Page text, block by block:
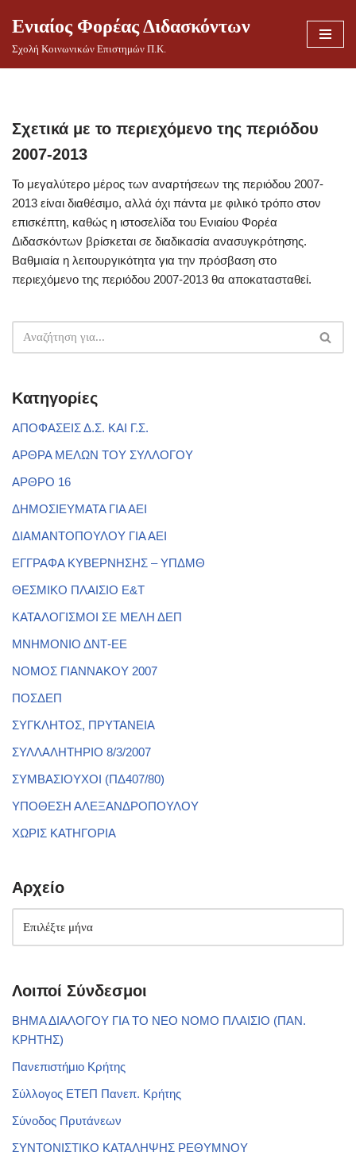
Μεταπηδήστε
Ενιαίος Φορέας Διδασκόντων
Σχολή Κοινωνικών Επιστημών Π.Κ.
Σχετικά με το περιεχόμενο της περιόδου
2007-2013
Το μεγαλύτερο μέρος των αναρτήσεων της περιόδου 2007-
2013 είναι διαθέσιμο, αλλά όχι πάντα με φιλικό τρόπο στον
επισκέπτη, καθώς η ιστοσελίδα του Ενιαίου Φορέα
Διδασκόντων βρίσκεται σε διαδικασία ανασυγκρότησης.
Βαθμιαία η λειτουργικότητα για την πρόσβαση στο
περιεχόμενο της περιόδου 2007-2013 θα αποκατασταθεί.
Kατηγορίες
ΑΠΟΦΑΣΕΙΣ Δ.Σ. ΚΑΙ Γ.Σ.
ΑΡΘΡΑ ΜΕΛΩΝ ΤΟΥ ΣΥΛΛΟΓΟΥ
ΑΡΘΡΟ 16
ΔΗΜΟΣΙΕΥΜΑΤΑ ΓΙΑ ΑΕΙ
ΔΙΑΜΑΝΤΟΠΟΥΛΟΥ ΓΙΑ ΑΕΙ
ΕΓΓΡΑΦΑ ΚΥΒΕΡΝΗΣΗΣ – ΥΠΔΜΘ
ΘΕΣΜΙΚΟ ΠΛΑΙΣΙΟ Ε&Τ
ΚΑΤΑΛΟΓΙΣΜΟΙ ΣΕ ΜΕΛΗ ΔΕΠ
ΜΝΗΜΟΝΙΟ ΔΝΤ-ΕΕ
ΝΟΜΟΣ ΓΙΑΝΝΑΚΟΥ 2007
ΠΟΣΔΕΠ
ΣΥΓΚΛΗΤΟΣ, ΠΡΥΤΑΝΕΙΑ
ΣΥΛΛΑΛΗΤΗΡΙΟ 8/3/2007
ΣΥΜΒΑΣΙΟΥΧΟΙ (ΠΔ407/80)
ΥΠΟΘΕΣΗ ΑΛΕΞΑΝΔΡΟΠΟΥΛΟΥ
ΧΩΡΙΣ ΚΑΤΗΓΟΡΙΑ
Αρχείο
Λοιποί Σύνδεσμοι
ΒΗΜΑ ΔΙΑΛΟΓΟΥ ΓΙΑ ΤΟ ΝΕΟ ΝΟΜΟ ΠΛΑΙΣΙΟ (ΠΑΝ.
ΚΡΗΤΗΣ)
Πανεπιστήμιο Κρήτης
Σύλλογος ΕΤΕΠ Πανεπ. Κρήτης
Σύνοδος Πρυτάνεων
ΣΥΝΤΟΝΙΣΤΙΚΟ ΚΑΤΑΛΗΨΗΣ ΡΕΘΥΜΝΟΥ